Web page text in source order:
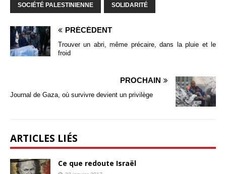
SOCIÉTÉ PALESTINIENNE SOLIDARITÉ
PRÉCÉDENT
Trouver un abri, même précaire, dans la pluie et le
froid
PROCHAIN
Journal de Gaza, où survivre devient un privilège
ARTICLES LIÉS
Ce que redoute Israël